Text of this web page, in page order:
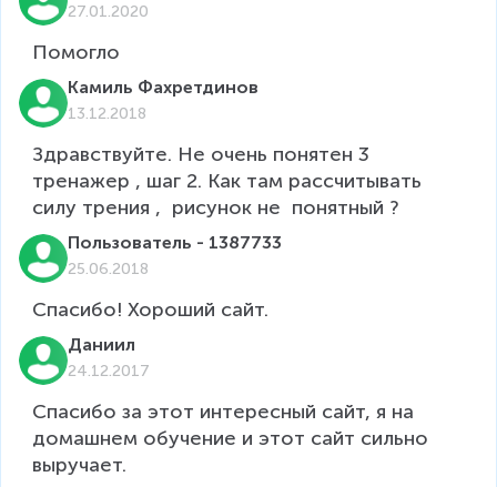
27.01.2020
Помогло
Камиль Фахретдинов
13.12.2018
Здравствуйте. Не очень понятен 3
тренажер , шаг 2. Как там рассчитывать
силу трения ,  рисунок не  понятный ?
Пользователь - 1387733
25.06.2018
Спасибо! Хороший сайт.
Даниил
24.12.2017
Спасибо за этот интересный сайт, я на
домашнем обучение и этот сайт сильно